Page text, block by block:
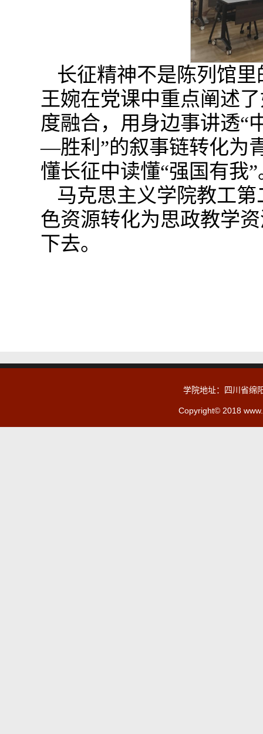
长征精神不是陈列馆
王婉在党课中重点阐述
度融合，用身边事讲透
—胜利”的叙事链转化为
懂长征中读懂“强国有我”
马克思主义学院教工
色资源转化为思政教学
下去。
学院地址：四川省绵
Copyright© 2018